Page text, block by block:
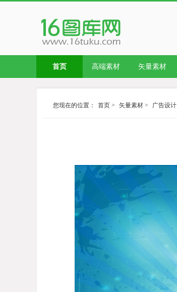
首页 高端素材 矢量素材
您现在的位置： 首页 > 矢量素材 > 广告设计